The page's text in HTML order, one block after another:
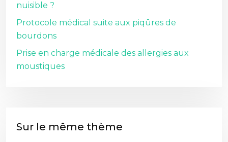
nuisible ?
Protocole médical suite aux piqûres de
bourdons
Prise en charge médicale des allergies aux
moustiques
Sur le même thème